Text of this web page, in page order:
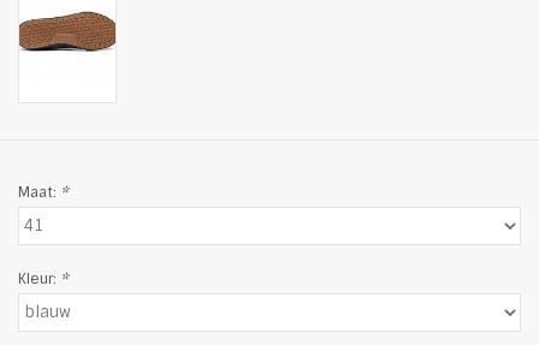
Maat: *
Kleur: *